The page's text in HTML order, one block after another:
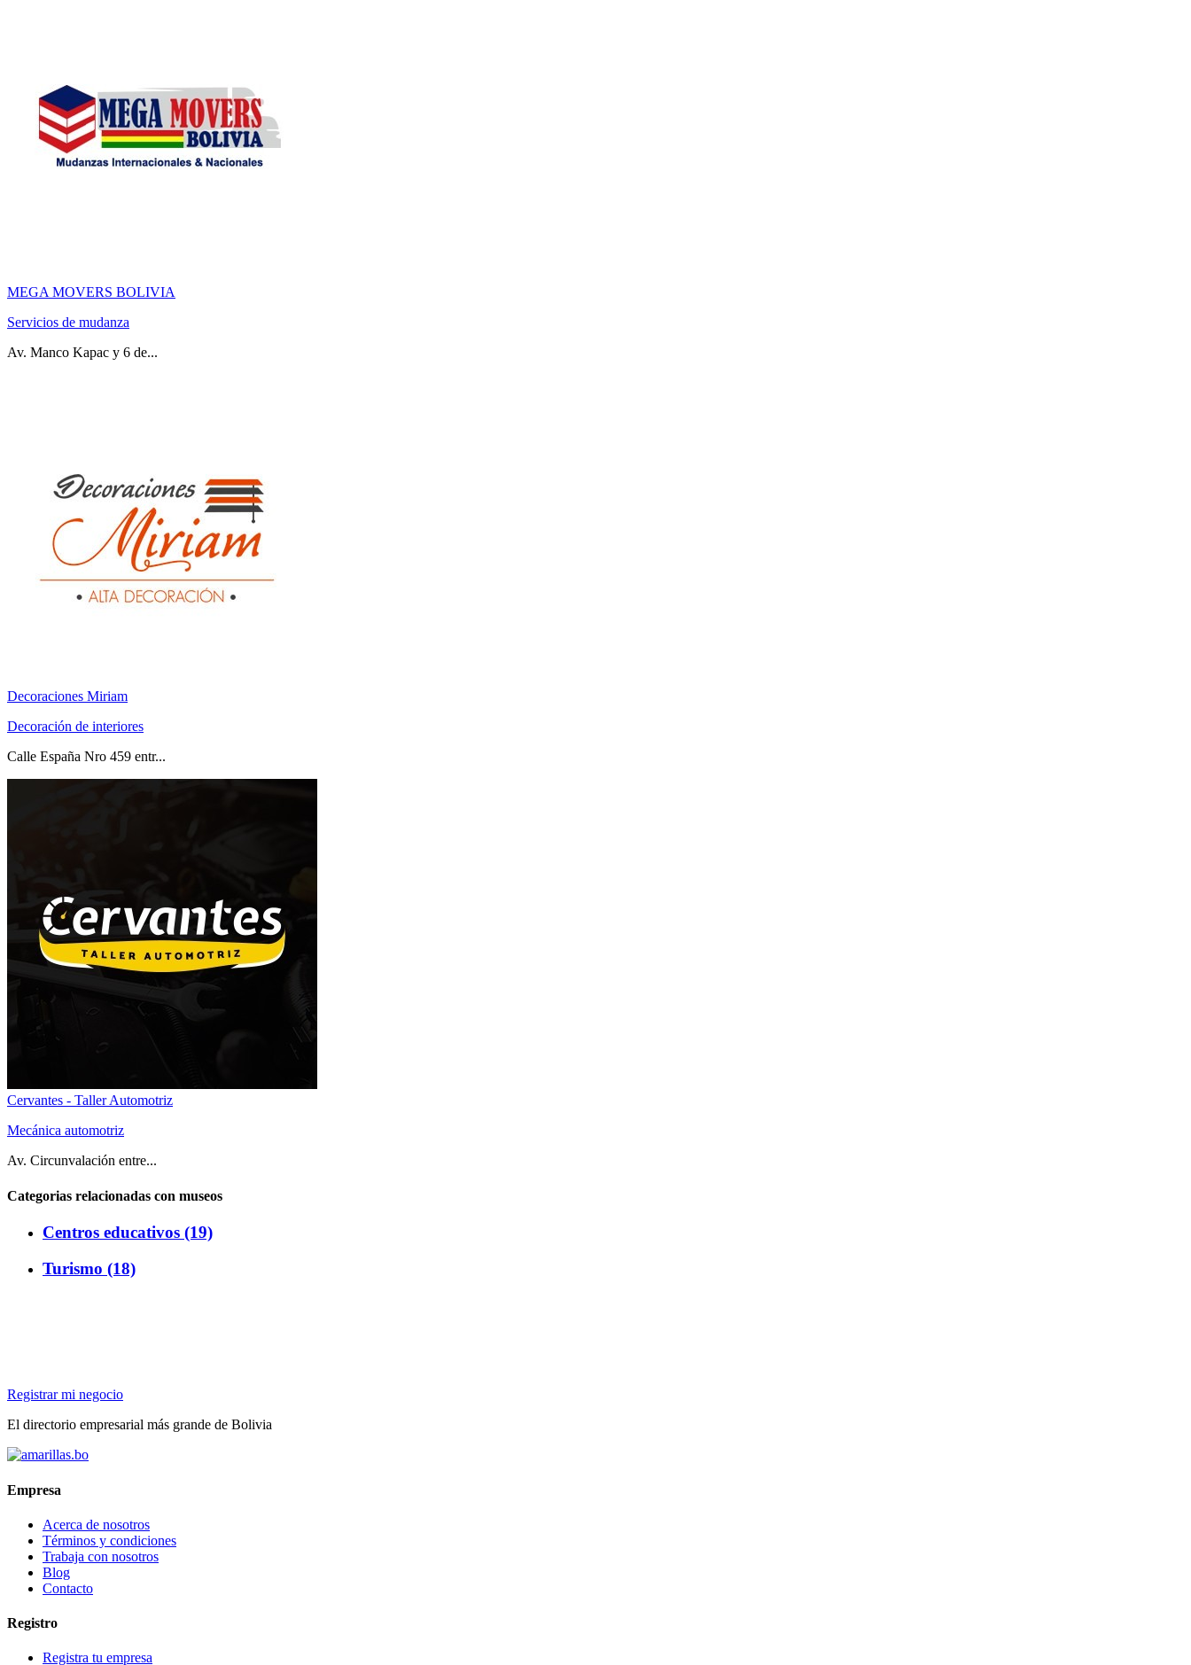
MEGA MOVERS BOLIVIA
Servicios de mudanza
Av. Manco Kapac y 6 de...
Decoraciones Miriam
Decoración de interiores
Calle España Nro 459 entr...
Cervantes - Taller Automotriz
Mecánica automotriz
Av. Circunvalación entre...
Categorias relacionadas con museos
Centros educativos (19)
Turismo (18)
Registrar mi negocio
El directorio empresarial más grande de Bolivia
Empresa
Acerca de nosotros
Términos y condiciones
Trabaja con nosotros
Blog
Contacto
Registro
Registra tu empresa